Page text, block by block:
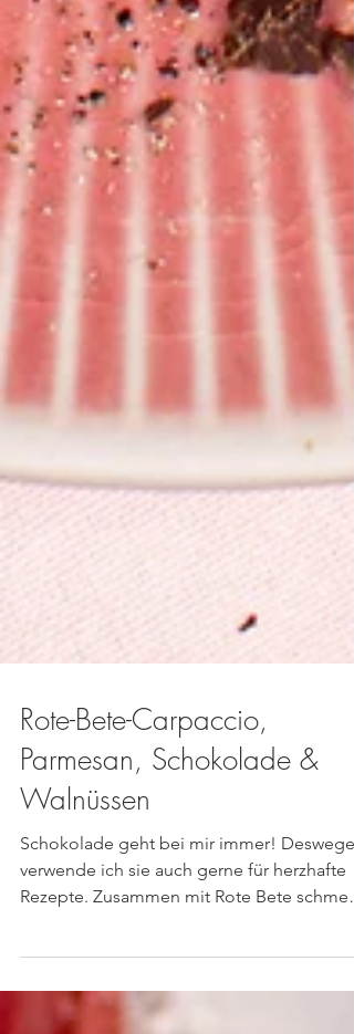
Rote-Bete-Carpaccio,
Parmesan, Schokolade &
Walnüssen
Schokolade geht bei mir immer! Deswegen
Rezepte. Zusammen mit Rote Bete